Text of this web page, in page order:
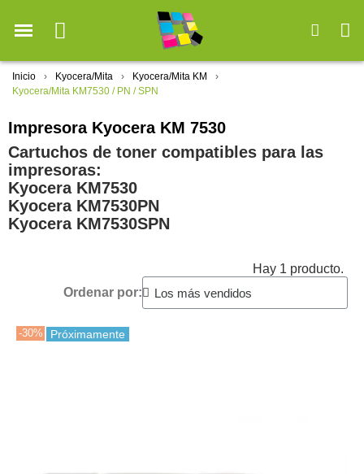
Inicio Kyocera/Mita
Kyocera/Mita KM
Kyocera/Mita KM7530 / PN / SPN
Impresora Kyocera KM 7530
Cartuchos de toner compatibles para las
impresoras:
Kyocera KM7530
Kyocera KM7530PN
Kyocera KM7530SPN
Hay 1 producto.
Ordenar por:
-30% Próximamente